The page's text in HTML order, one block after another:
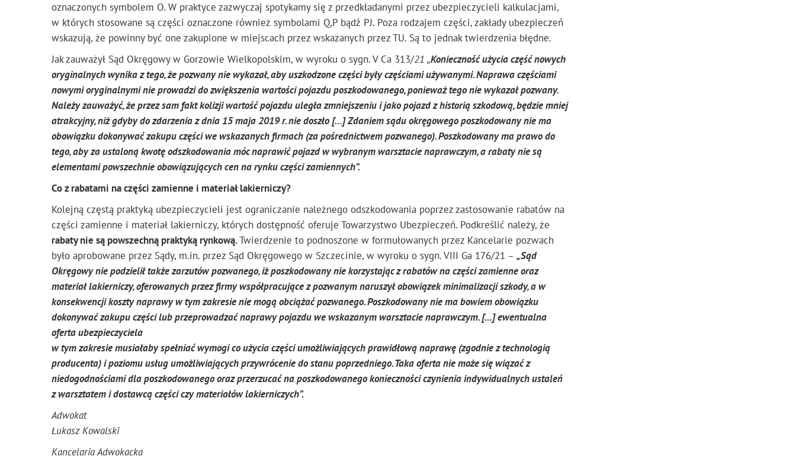
oznaczonych symbolem O. W praktyce zazwyczaj spotykamy się z przedkładanymi przez ubezpieczycieli kalkulacjami,
w których stosowane są części oznaczone również symbolami Q,P bądź PJ. Poza rodzajem części, zakłady ubezpieczeń
wskazują, że powinny być one zakupione w miejscach przez wskazanych przez TU. Są to jednak twierdzenia błędne.
Jak zauważył Sąd Okręgowy w Gorzowie Wielkopolskim, w wyroku o sygn. V Ca 313/21 „Konieczność użycia część nowych
oryginalnych wynika z tego, że pozwany nie wykazał, aby uszkodzone części były częściami używanymi. Naprawa częściami
nowymi oryginalnymi nie prowadzi do zwiększenia wartości pojazdu poszkodowanego, ponieważ tego nie wykazał pozwany.
Należy zauważyć, że przez sam fakt kolizji wartość pojazdu uległa zmniejszeniu i jako pojazd z historią szkodową, będzie mniej
atrakcyjny, niż gdyby do zdarzenia z dnia 15 maja 2019 r. nie doszło […] Zdaniem sądu okręgowego poszkodowany nie ma
obowiązku dokonywać zakupu części we wskazanych firmach (za pośrednictwem pozwanego). Poszkodowany ma prawo do
tego, aby za ustaloną kwotę odszkodowania móc naprawić pojazd w wybranym warsztacie naprawczym, a rabaty nie są
elementami powszechnie obowiązujących cen na rynku części zamiennych”.
Co z rabatami na części zamienne i materiał lakierniczy?
Kolejną częstą praktyką ubezpieczycieli jest ograniczanie należnego odszkodowania poprzez zastosowanie rabatów na
części zamienne i materiał lakierniczy, których dostępność oferuje Towarzystwo Ubezpieczeń. Podkreślić należy, że
rabaty nie są powszechną praktyką rynkową.Twierdzenie to podnoszone w formułowanych przez Kancelarie pozwach
było aprobowane przez Sądy, m.in. przez Sąd Okręgowego w Szczecinie, w wyroku o sygn. VIII Ga 176/21 – „Sąd
Okręgowy nie podzielił także zarzutów pozwanego, iż poszkodowany nie korzystając z rabatów na części zamienne oraz
materiał lakierniczy, oferowanych przez firmy współpracujące z pozwanym naruszył obowiązek minimalizacji szkody, a w
konsekwencji koszty naprawy w tym zakresie nie mogą obciążać pozwanego. Poszkodowany nie ma bowiem obowiązku
dokonywać zakupu części lub przeprowadzać naprawy pojazdu we wskazanym warsztacie naprawczym. […] ewentualna
oferta ubezpieczyciela
w tym zakresie musiałaby spełniać wymogi co użycia części umożliwiających prawidłową naprawę (zgodnie z technologią
producenta) i poziomu usług umożliwiających przywrócenie do stanu poprzedniego. Taka oferta nie może się wiązać z
niedogodnościami dla poszkodowanego oraz przerzucać na poszkodowanego konieczności czynienia indywidualnych ustaleń
z warsztatem i dostawcą części czy materiałów lakierniczych”.
Adwokat
Łukasz Kowalski
Kancelaria Adwokacka